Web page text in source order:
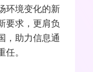
环境变化的新
要求，更肩负
，助力信息通
。